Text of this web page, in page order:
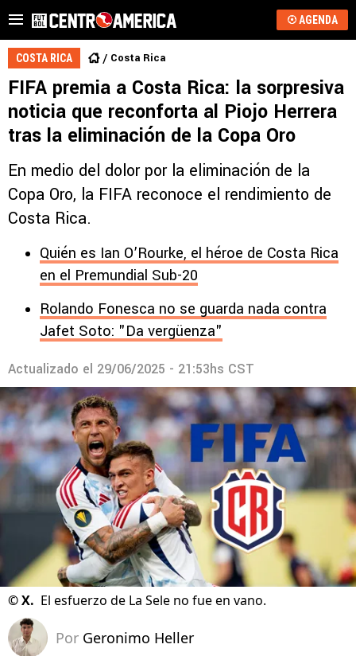
AGENDA
COSTA RICA Costa Rica
FIFA premia a Costa Rica: la sorpresiva
noticia que reconforta al Piojo Herrera
tras la eliminación de la Copa Oro
En medio del dolor por la eliminación de la
Copa Oro, la FIFA reconoce el rendimiento de
Costa Rica.
Quién es Ian O’Rourke, el héroe de Costa Rica
en el Premundial Sub-20
Rolando Fonesca no se guarda nada contra
Jafet Soto: "Da vergüenza"
Actualizado el 29/06/2025 - 21:53hs CST
©X. El esfuerzo de La Sele no fue en vano.
Por Geronimo Heller